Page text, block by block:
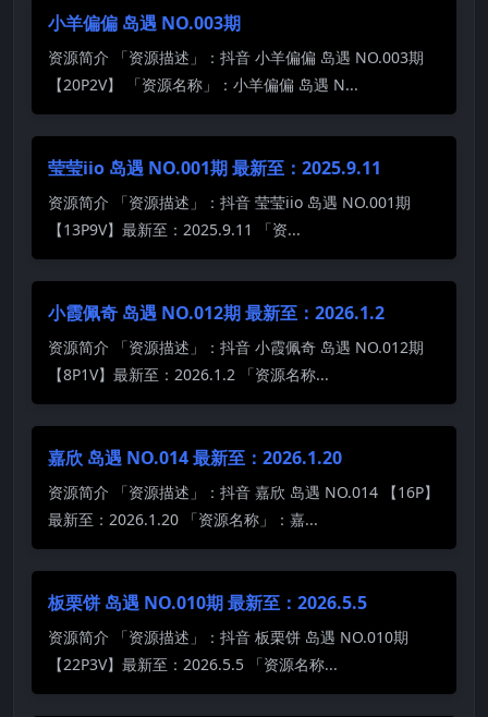
小羊偏偏 岛遇 NO.003期
资源简介 「资源描述」：抖音 小羊偏偏 岛遇 NO.003期
【20P2V】 「资源名称」：小羊偏偏 岛遇 N...
莹莹iio 岛遇 NO.001期 最新至：2025.9.11
资源简介 「资源描述」：抖音 莹莹iio 岛遇 NO.001期
【13P9V】最新至：2025.9.11 「资...
小霞佩奇 岛遇 NO.012期 最新至：2026.1.2
资源简介 「资源描述」：抖音 小霞佩奇 岛遇 NO.012期
【8P1V】最新至：2026.1.2 「资源名称...
嘉欣 岛遇 NO.014 最新至：2026.1.20
资源简介 「资源描述」：抖音 嘉欣 岛遇 NO.014 【16P】
最新至：2026.1.20 「资源名称」：嘉...
板栗饼 岛遇 NO.010期 最新至：2026.5.5
资源简介 「资源描述」：抖音 板栗饼 岛遇 NO.010期
【22P3V】最新至：2026.5.5 「资源名称...